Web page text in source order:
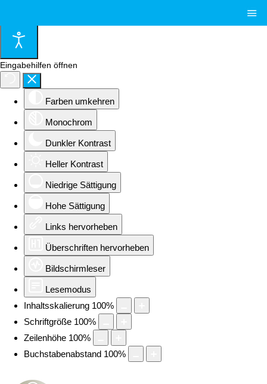
Eingabehilfen öffnen
Farben umkehren
Monochrom
Dunkler Kontrast
Heller Kontrast
Niedrige Sättigung
Hohe Sättigung
Links hervorheben
Überschriften hervorheben
Bildschirmleser
Lesemodus
Inhaltsskalierung 100%
Schriftgröße 100%
Zeilenhöhe 100%
Buchstabenabstand 100%
≡